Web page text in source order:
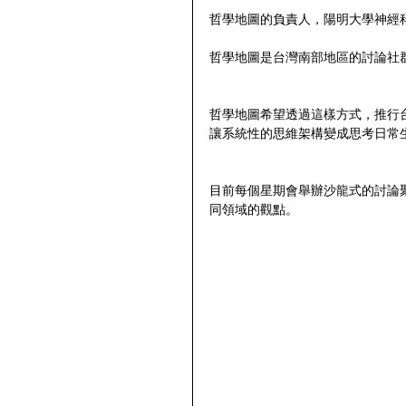
哲學地圖的負責人，陽明大學神經
哲學地圖是台灣南部地區的討論
哲學地圖希望透過這樣方式，推
讓系統性的思維架構變成思考日常
目前每個星期會舉辦沙龍式的討
同領域的觀點。